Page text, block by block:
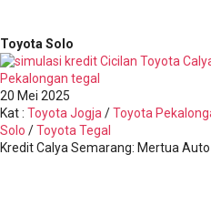
Toyota Solo
20 Mei 2025
Kat: Toyota Jogja /Toyota
Solo /Toyota Tegal
Kredit Calya Semarang: Mertua